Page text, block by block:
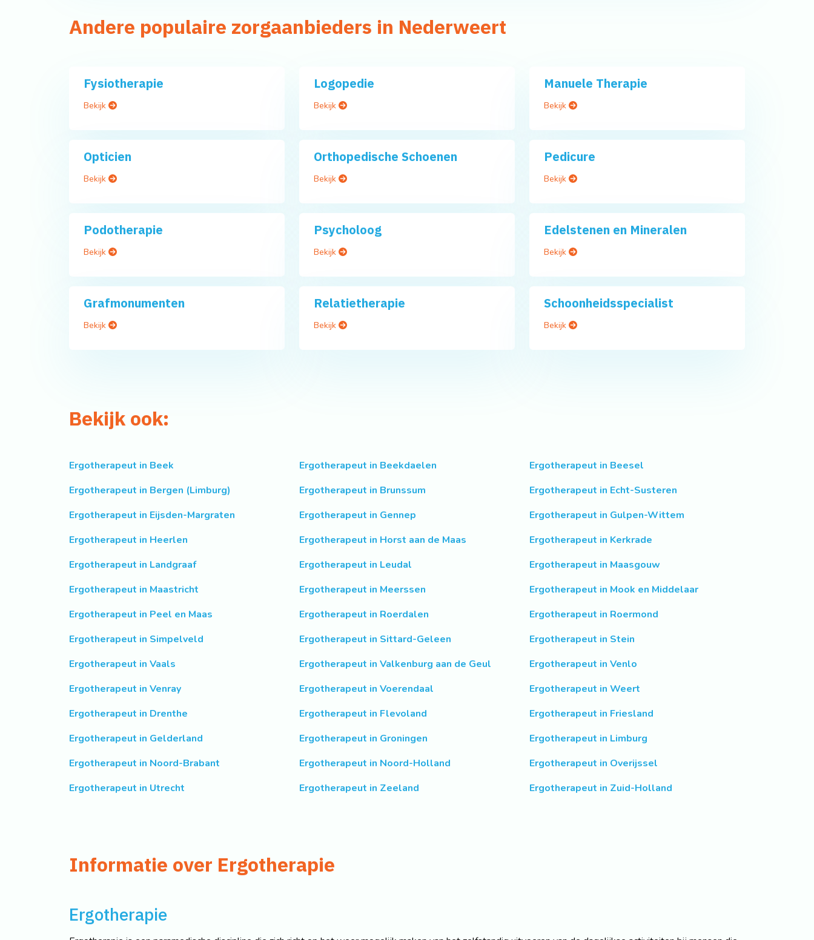
Andere populaire zorgaanbieders in Nederweert
Fysiotherapie
Bekijk
Logopedie
Bekijk
Manuele Therapie
Bekijk
Opticien
Bekijk
Orthopedische Schoenen
Bekijk
Pedicure
Bekijk
Podotherapie
Bekijk
Psycholoog
Bekijk
Edelstenen en Mineralen
Bekijk
Grafmonumenten
Bekijk
Relatietherapie
Bekijk
Schoonheidsspecialist
Bekijk
Bekijk ook:
Ergotherapeut in Beek Ergotherapeut in Beekdaelen
Ergotherapeut in Beesel
Ergotherapeut in Bergen (Limburg)
Ergotherapeut in Brunssum
Ergotherapeut in Echt-Susteren
Ergotherapeut in Eijsden-Margraten
Ergotherapeut in Gennep
Ergotherapeut in Gulpen-Wittem
Ergotherapeut in Heerlen
Ergotherapeut in Horst aan de Maas
Ergotherapeut in Kerkrade
Ergotherapeut in Landgraaf
Ergotherapeut in Leudal
Ergotherapeut in Maasgouw
Ergotherapeut in Maastricht
Ergotherapeut in Meerssen
Ergotherapeut in Mook en Middelaar
Ergotherapeut in Peel en Maas
Ergotherapeut in Roerdalen
Ergotherapeut in Roermond
Ergotherapeut in Simpelveld
Ergotherapeut in Sittard-Geleen
Ergotherapeut in Stein
Ergotherapeut in Vaals
Ergotherapeut in Valkenburg aan de Geul
Ergotherapeut in Venlo
Ergotherapeut in Venray
Ergotherapeut in Voerendaal
Ergotherapeut in Weert
Ergotherapeut in Drenthe
Ergotherapeut in Flevoland
Ergotherapeut in Friesland
Ergotherapeut in Gelderland
Ergotherapeut in Groningen
Ergotherapeut in Limburg
Ergotherapeut in Noord-Brabant
Ergotherapeut in Noord-Holland
Ergotherapeut in Overijssel
Ergotherapeut in Utrecht
Ergotherapeut in Zeeland Ergotherapeut in Zuid-Holland
Informatie over Ergotherapie
Ergotherapie